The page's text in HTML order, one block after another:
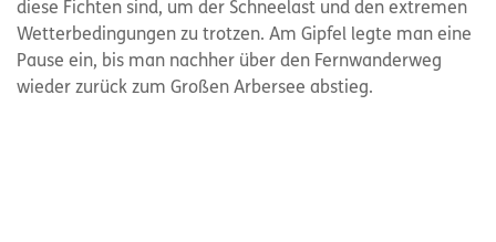
diese Fichten sind, um der Schneelast und den extremen
Wetterbedingungen zu trotzen. Am Gipfel legte man eine
Pause ein, bis man nachher über den Fernwanderweg
wieder zurück zum Großen Arbersee abstieg.